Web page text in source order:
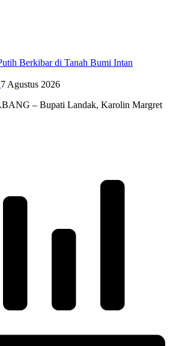
Berkibar di Tanah Bumi Intan
7 Agustus 2026
– Bupati Landak, Karolin Margret